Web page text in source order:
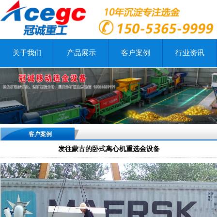
关于我们 产品展示 客户案例 行业资讯
客户案例
发往蒙古的卧式离心机重选金设备